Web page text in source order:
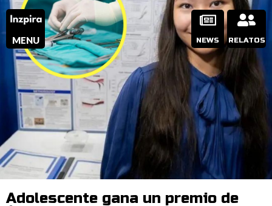
MENU NEWS RELATOS
Adolescente gana un premio de